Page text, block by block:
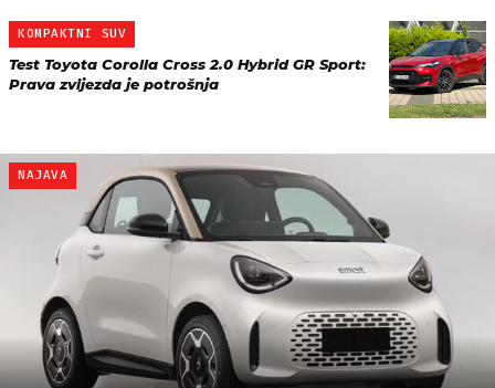
KOMPAKTNI SUV
Test Toyota Corolla Cross 2.0 Hybrid GR Sport:
Prava zvijezda je potrošnja
NAJAVA